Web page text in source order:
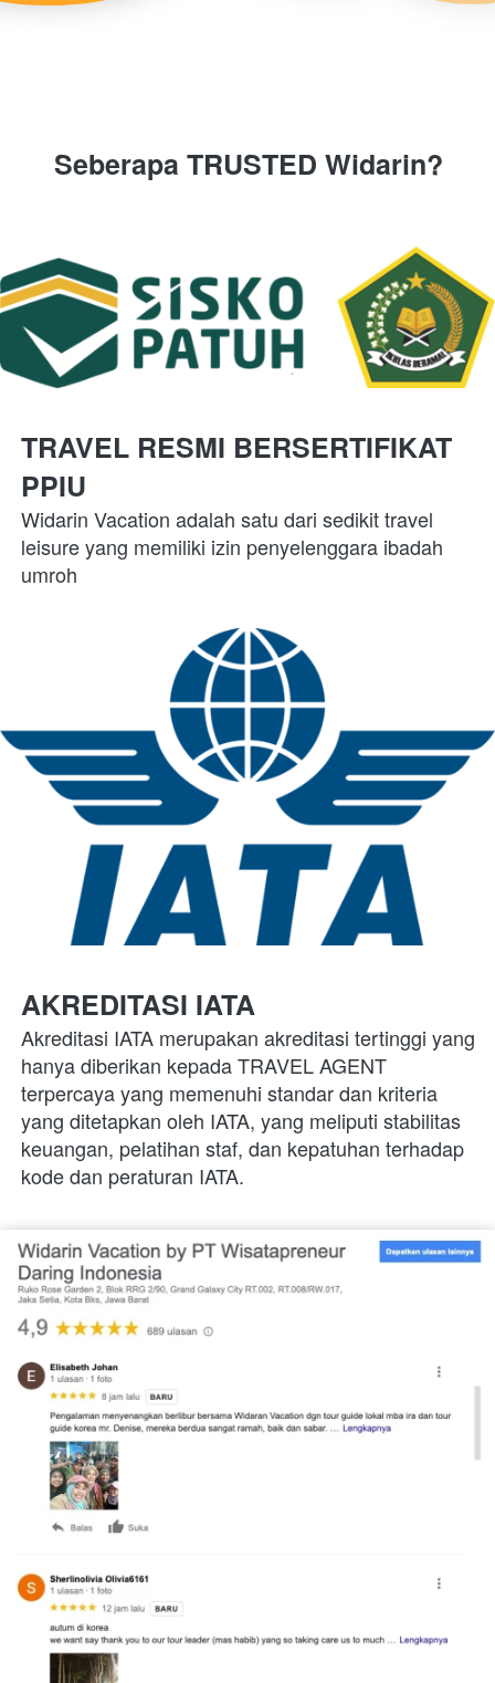
Seberapa TRUSTED Widarin?
TRAVEL RESMI BERSERTIFIKAT
PPIU
Widarin Vacation adalah satu dari sedikit travel
leisure yang memiliki izin penyelenggara ibadah
umroh
AKREDITASI IATA
Akreditasi IATA merupakan akreditasi tertinggi yang
hanya diberikan kepada TRAVEL AGENT
terpercaya yang memenuhi standar dan kriteria
yang ditetapkan oleh IATA, yang meliputi stabilitas
keuangan, pelatihan staf, dan kepatuhan terhadap
kode dan peraturan IATA.